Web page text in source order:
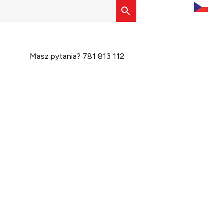
Masz pytania? 781 813 112